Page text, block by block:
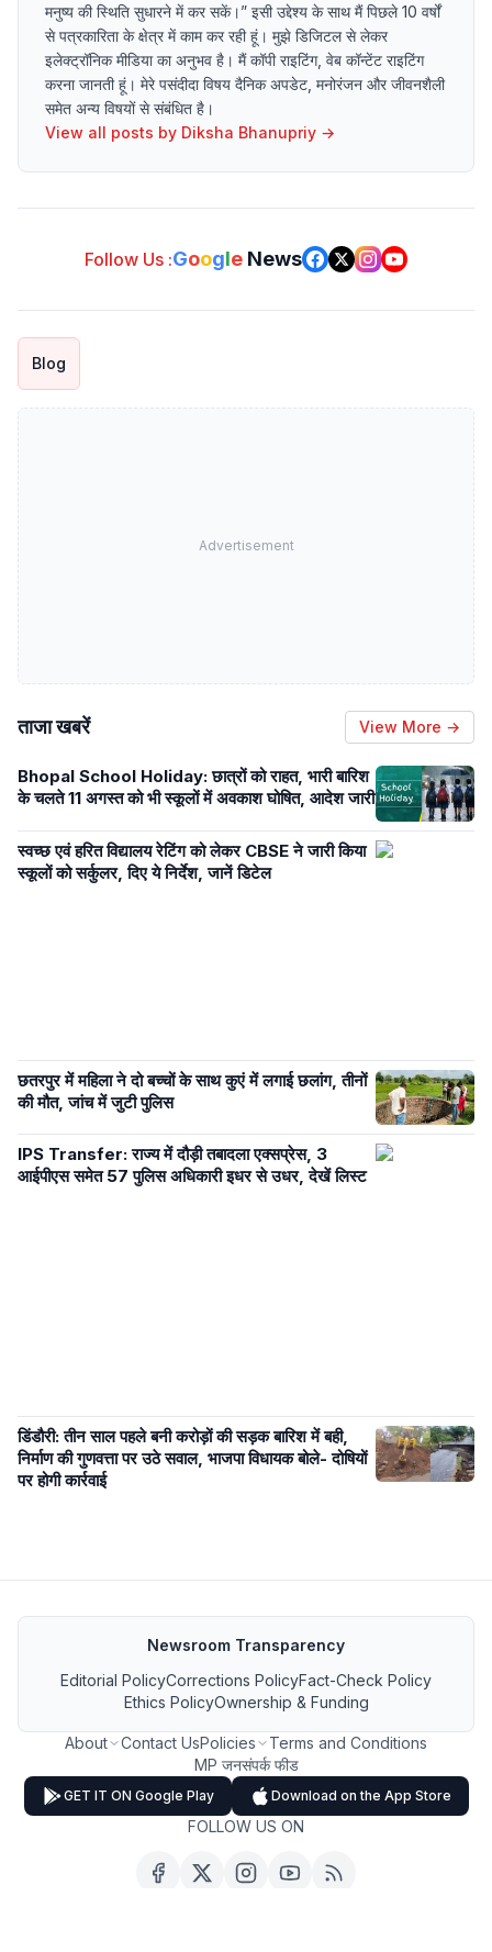
मनुष्य की स्थिति सुधारने में कर सकें।” इसी उद्देश्य के साथ मैं पिछले 10 वर्षों
से पत्रकारिता के क्षेत्र में काम कर रही हूं। मुझे डिजिटल से लेकर
इलेक्ट्रॉनिक मीडिया का अनुभव है। मैं कॉपी राइटिंग, वेब कॉन्टेंट राइटिंग
करना जानती हूं। मेरे पसंदीदा विषय दैनिक अपडेट, मनोरंजन और जीवनशैली
समेत अन्य विषयों से संबंधित है।
View all posts by Diksha Bhanupriy →
Follow Us :Google News
Blog
Advertisement
ताजा खबरें View More →
Bhopal School Holiday: छात्रों को राहत, भारी बारिश
के चलते 11 अगस्त को भी स्कूलों में अवकाश घोषित, आदेश जारी
स्वच्छ एवं हरित विद्यालय रेटिंग को लेकर CBSE ने जारी किया
स्कूलों को सर्कुलर, दिए ये निर्देश, जानें डिटेल
छतरपुर में महिला ने दो बच्चों के साथ कुएं में लगाई छलांग, तीनों
की मौत, जांच में जुटी पुलिस
IPS Transfer: राज्य में दौड़ी तबादला एक्सप्रेस, 3
आईपीएस समेत 57 पुलिस अधिकारी इधर से उधर, देखें लिस्ट
डिंडौरी: तीन साल पहले बनी करोड़ों की सड़क बारिश में बही,
निर्माण की गुणवत्ता पर उठे सवाल, भाजपा विधायक बोले- दोषियों
पर होगी कार्रवाई
Newsroom Transparency
Editorial PolicyCorrections PolicyFact-Check Policy
Ethics PolicyOwnership & Funding
About Contact UsPolicies
Terms and Conditions
MP जनसंपर्क फीड
GET IT ON Google Play Download on the App Store
FOLLOW US ON